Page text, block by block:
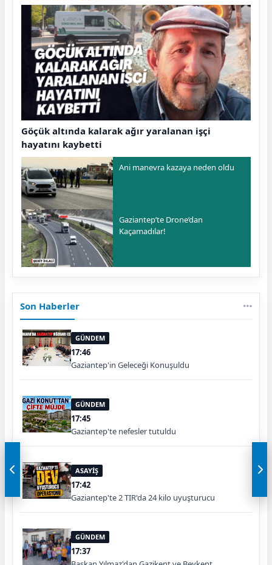
Göçük altında kalarak ağır yaralanan işçi
hayatını kaybetti
Ani manevra kazaya neden oldu
Gaziantep’te Drone’dan
Kaçamadılar!
Son Haberler
GÜNDEM
17:46
Gaziantep'in Geleceği Konuşuldu
GÜNDEM
17:45
Gaziantep'te nefesler tutuldu
ASAYİŞ
17:42
Gaziantep'te 2 TIR'da 24 kilo uyuşturucu
GÜNDEM
17:37